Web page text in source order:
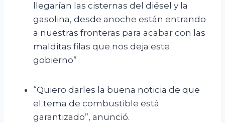
llegarían las cisternas del diésel y la
gasolina, desde anoche están entrando
a nuestras fronteras para acabar con las
malditas filas que nos deja este
gobierno”
“Quiero darles la buena noticia de que
el tema de combustible está
garantizado”, anunció.